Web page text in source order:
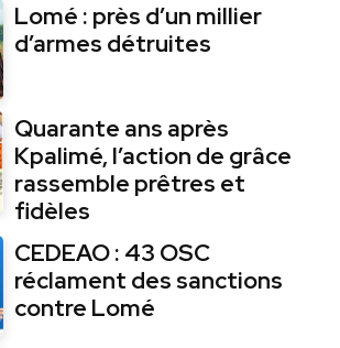
Lomé : près d’un millier
d’armes détruites
Quarante ans après
Kpalimé, l’action de grâce
rassemble prêtres et
fidèles
CEDEAO : 43 OSC
réclament des sanctions
contre Lomé